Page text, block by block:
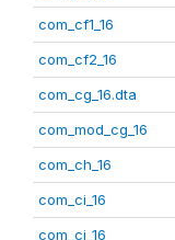
com_cf1_16
com_cf2_16
com_cg_16.dta
com_mod_cg_16
com_ch_16
com_ci_16
com_cj_16